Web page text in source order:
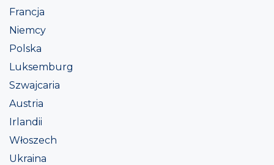
Francja
Niemcy
Polska
Luksemburg
Szwajcaria
Austria
Irlandii
Włoszech
Ukraina